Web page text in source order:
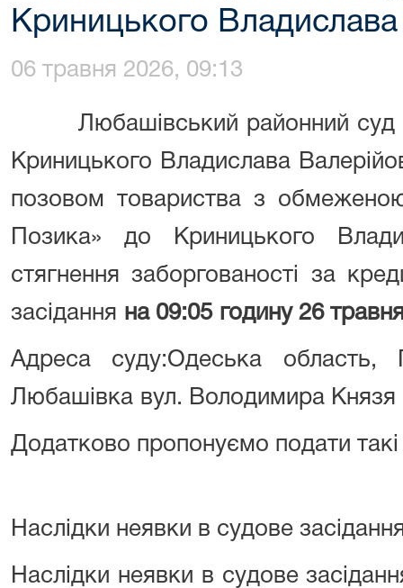
Криницького
06 травня 2026, 09:13
Любашівський районний суд
Криницького Владислава
позовом товариства з обмеженою
Позика» до Криницького
стягнення заборгованості за
засідання на 09:05 годину 26
Адреса суду:Одеська область,
Любашівка вул. Володимира Князя
Додатково пропонуємо подати
Наслідки неявки в судове
Наслідки неявки в судове